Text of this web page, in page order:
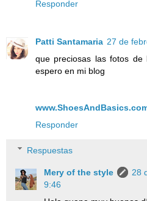
Responder
Patti Santamaria 27 de
que preciosas las fotos
espero en mi blog
Responder
Respuestas
Mery of the style
28
9:46